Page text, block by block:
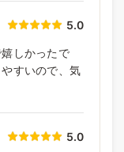
5.0
しかったで
すいので、気
5.0